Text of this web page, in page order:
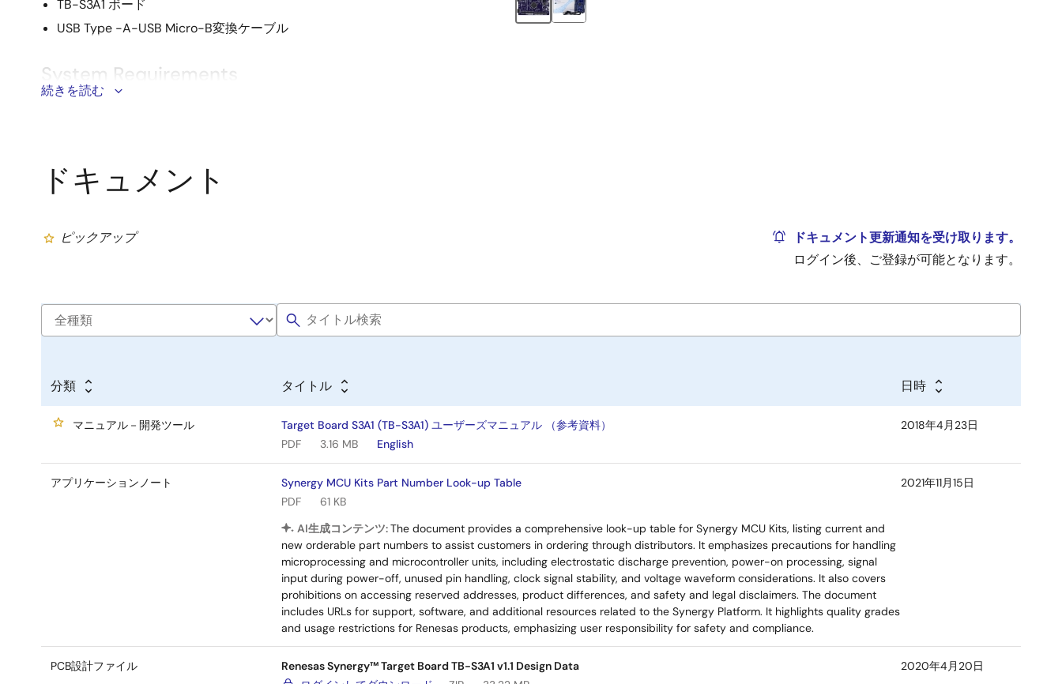
TB-S3A1 ボード
USB Type -A-USB Micro-B変換ケーブル
System Requirements
ハードディスク空き容量：2GB以上
USB2.0以上のポート x 2
続きを読む
ドキュメント
ピックアップ
ドキュメント更新通知を受け取ります。
ログイン後、ご登録が可能となります。
分類 タイトル 日時
マニュアル－開発ツール
Target Board S3A1 (TB-S3A1) ユーザーズマニュアル （参考資料）
PDF
3.16 MB English
2018年4月23日
アプリケーションノート
Synergy MCU Kits Part Number Look-up Table
PDF
61 KB
AI生成コンテンツ:The document provides a comprehensive look-up table for Synergy MCU Kits, listing current and
new orderable part numbers to assist customers in ordering through distributors. It emphasizes precautions for handling
microprocessing and microcontroller units, including electrostatic discharge prevention, power-on processing, signal
input during power-off, unused pin handling, clock signal stability, and voltage waveform considerations. It also covers
prohibitions on accessing reserved addresses, product differences, and safety and legal disclaimers. The document
includes URLs for support, software, and additional resources related to the Synergy Platform. It highlights quality grades
and usage restrictions for Renesas products, emphasizing user responsibility for safety and compliance.
2021年11月15日
PCB設計ファイル
Renesas Synergy™ Target Board TB-S3A1 v1.1 Design Data
2020年4月20日